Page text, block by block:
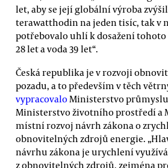
let, aby se její globální výroba
terawatthodin na jeden tisíc, tak v
potřebovalo uhlí k dosažení
28 let a voda 39 let“.
Česká republika je v rozvoji
pozadu, a to především v těch
vypracovaloMinisterstvo
Ministerstvo životního prostředí a
místní rozvoj návrh zákona o
obnovitelných zdrojů energie.
návrhu zákona je urychlení
z obnovitelných zdrojů, zejména